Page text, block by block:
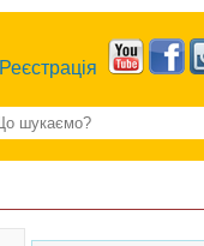
Реєстрація